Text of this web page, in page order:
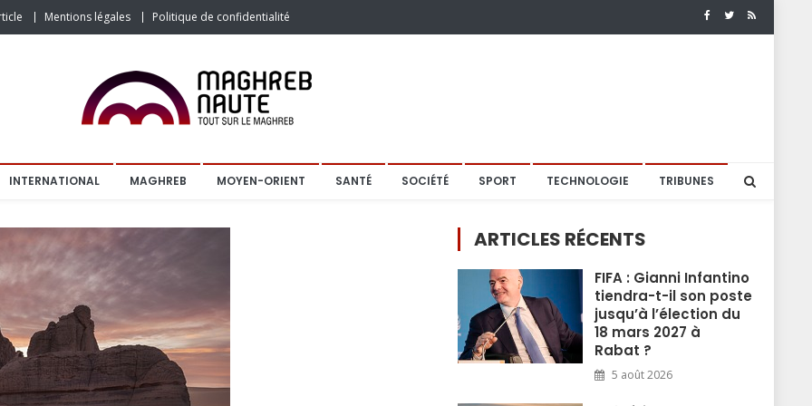
Mentions légales Politique de confidentialité
INTERNATIONAL MAGHREB MOYEN-ORIENT SANTÉ SOCIÉTÉ SPORT TECHNOLOGIE TRIBUNES
ARTICLES RÉCENTS
FIFA : Gianni Infantino
tiendra-t-il son poste
jusqu’à l’élection du
18 mars 2027 à
Rabat ?
5 août 2026